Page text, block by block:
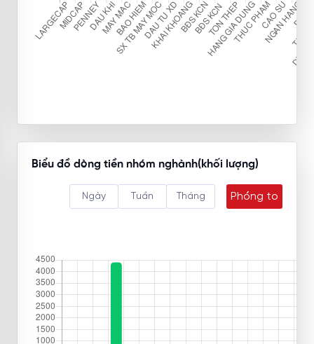
Biểu đồ dòng tiền nhóm nghành(khối lượng)
Ngày Tuần Tháng Phóng to